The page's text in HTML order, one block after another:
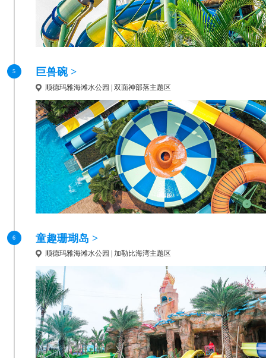
5 巨兽碗 >
顺德玛雅海滩水公园 | 双面神部落主题区
6 童趣珊瑚岛 >
顺德玛雅海滩水公园 | 加勒比海湾主题区